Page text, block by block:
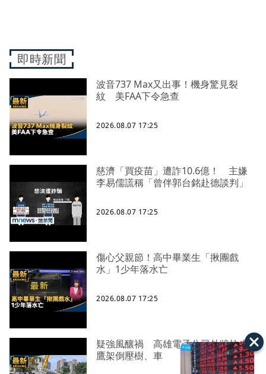
即時新聞
波音737 Max又出事！機身驚見裂
紋 美FAA下令急查
2026.08.07 17:25
慈濟「買疫苗」遭詐10.6億！ 主嫌
李易儒謊稱「曾伴郭台銘赴德談判」
2026.08.07 17:25
傷心父親節！高中畢業生「揪團戲
水」1少年落水亡
2026.08.07 17:25
疑強風釀禍 高雄電子公司外牆拉皮
鷹架倒壓樹、車